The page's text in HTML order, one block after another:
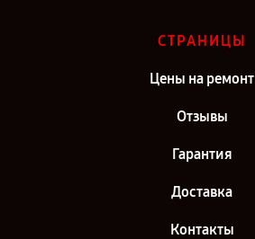
СТРАНИЦЫ
Цены на ремонт
Отзывы
Гарантия
Доставка
Контакты